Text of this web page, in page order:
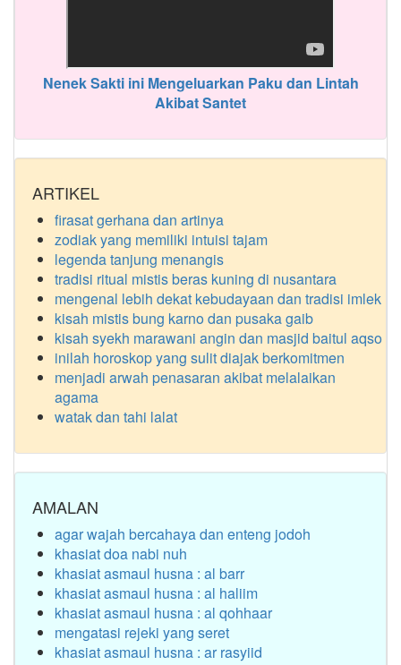
Nenek Sakti ini Mengeluarkan Paku dan Lintah
Akibat Santet
ARTIKEL
firasat gerhana dan artinya
zodiak yang memiliki intuisi tajam
legenda tanjung menangis
tradisi ritual mistis beras kuning di nusantara
mengenal lebih dekat kebudayaan dan tradisi imlek
kisah mistis bung karno dan pusaka gaib
kisah syekh marawani angin dan masjid baitul aqso
inilah horoskop yang sulit diajak berkomitmen
menjadi arwah penasaran akibat melalaikan
agama
watak dan tahi lalat
AMALAN
agar wajah bercahaya dan enteng jodoh
khasiat doa nabi nuh
khasiat asmaul husna : al barr
khasiat asmaul husna : al haliim
khasiat asmaul husna : al qohhaar
mengatasi rejeki yang seret
khasiat asmaul husna : ar rasyiid